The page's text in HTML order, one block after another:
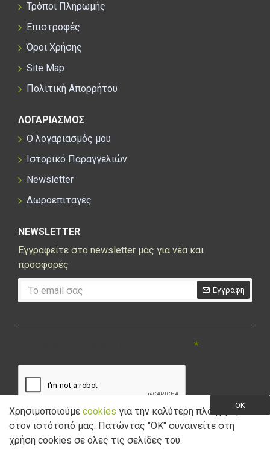
Τρόποι Πληρωμής
Επιστροφές
Όροι Χρήσης
Site Map
Πολιτική Απορρήτου
ΛΟΓΑΡΙΑΣΜΟΣ
Ο λογαριασμός μου
Ιστορικό Παραγγελιών
Newsletter
Δωροεπιταγές
NEWSLETTER
Εγγραφείτε στο newsletter μας για νέα και
προσφορές
Εγγραφη
Έχω διαβάσει και αποδέχομαι την Πολιτική Απορρήτου
OK
Χρησιμοποιούμε cookies για την καλύτερη πλοήγηση
στον ιστότοπό μας. Πατώντας "ΟK" συναινείτε στη
χρήση cookies σε όλες τις σελίδες του.